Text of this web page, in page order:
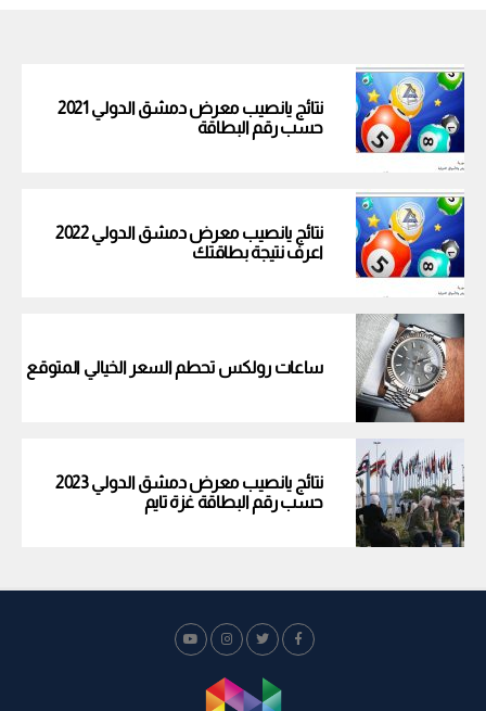
نتائج يانصيب معرض دمشق الدولي 2021
حسب رقم البطاقة
نتائج يانصيب معرض دمشق الدولي 2022
اعرف نتيجة بطاقتك
ساعات رولكس تحطم السعر الخيالي المتوقع
نتائج يانصيب معرض دمشق الدولي 2023
حسب رقم البطاقة غزة تايم